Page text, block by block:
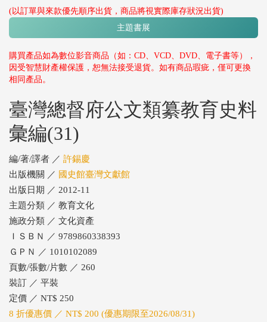
(以訂單與來款優先順序出貨，商品將視實際庫存狀況出貨)
主題書展
購買產品如為數位影音商品（如：CD、VCD、DVD、電子書等），
因受智慧財產權保護，恕無法接受退貨。如有商品瑕疵，僅可更換
相同產品。
臺灣總督府公文類纂教育史料
彙編(31)
編/著/譯者 ／ 許錫慶
出版機關 ／ 國史館臺灣文獻館
出版日期 ／ 2012-11
主題分類 ／ 教育文化
施政分類 ／ 文化資產
ＩＳＢＮ ／ 9789860338393
ＧＰＮ ／ 1010102089
頁數/張數/片數 ／ 260
裝訂 ／ 平裝
定價 ／ NT$ 250
8 折優惠價 ／ NT$ 200 (優惠期限至2026/08/31)